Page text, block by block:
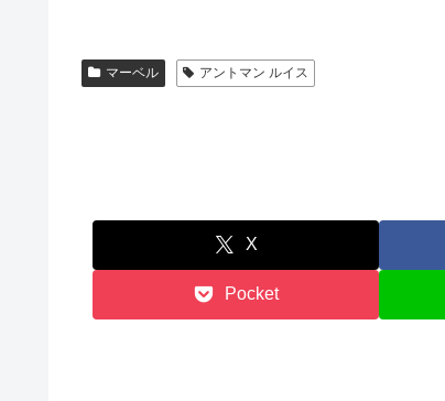
マーベル アントマン ルイス
X
Pocket